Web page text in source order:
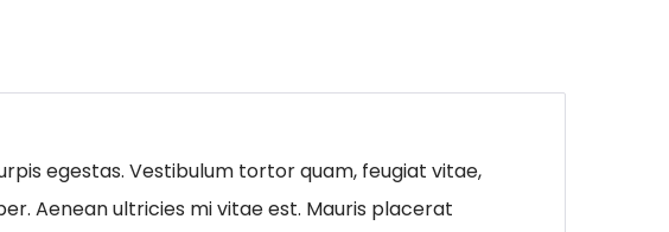
egestas. Vestibulum tortor quam, feugiat vitae,
Aenean ultricies mi vitae est. Mauris placerat